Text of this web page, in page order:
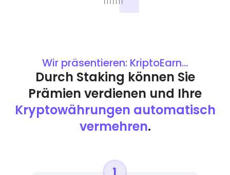
Wir präsentieren: KriptoEarn...
Durch Staking können Sie
Prämien verdienen und Ihre
Kryptowährungen automatisch
vermehren.